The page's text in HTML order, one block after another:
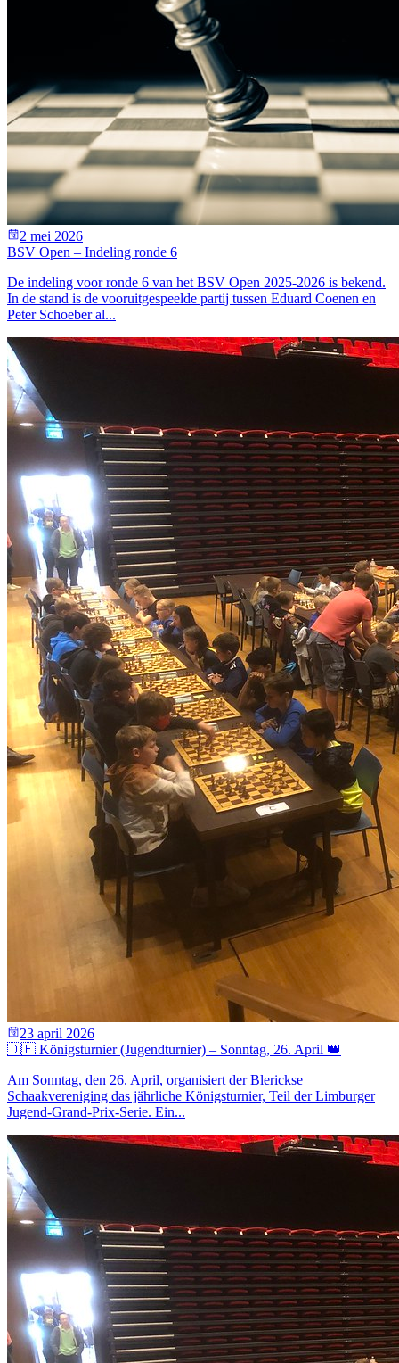
2 mei 2026
BSV Open – Indeling ronde 6
De indeling voor ronde 6 van het BSV Open 2025-2026 is bekend.
In de stand is de vooruitgespeelde partij tussen Eduard Coenen en
Peter Schoeber al...
23 april 2026
🇩🇪 Königsturnier (Jugendturnier) – Sonntag, 26. April 👑
Am Sonntag, den 26. April, organisiert der Blerickse
Schaakvereniging das jährliche Königsturnier, Teil der Limburger
Jugend-Grand-Prix-Serie. Ein...